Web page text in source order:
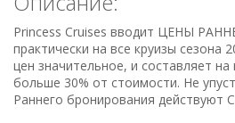
Princess Cruises вводит ЦЕНЫ
практически на все круизы сезона
цен значительное, и составляет
больше 30% от стоимости. Не
Раннего бронирования действуют